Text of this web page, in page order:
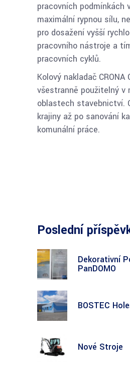
pracovních podmínkách
maximální rypnou sílu,
pro dosažení vyšší
pracovního nástroje a
pracovních cyklů.
Kolový nakladač CRONA
všestranně použitelný v
oblastech stavebnictví.
krajiny až po sanování
komunální práce.
Poslední
Dekorativní
PanDOMO
BOSTEC
Nové Stroje